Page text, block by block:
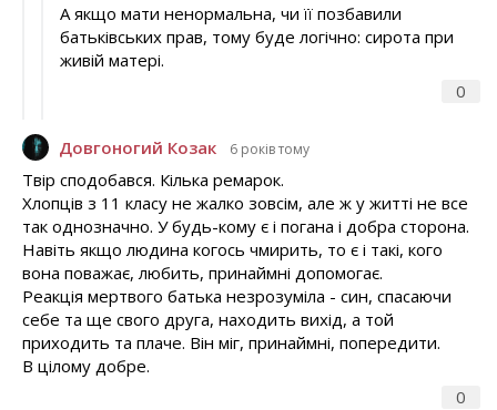
0
А якщо мати ненормальна, чи її позбавили
батьківських прав, тому буде логічно: сирота при
живій матері.
Довгоногий Козак 6 років тому
0
Твір сподобався. Кілька ремарок.
Хлопців з 11 класу не жалко зовсім, але ж у житті не все
так однозначно. У будь-кому є і погана і добра сторона.
Навіть якщо людина когось чмирить, то є і такі, кого
вона поважає, любить, принаймні допомогає.
Реакція мертвого батька незрозуміла - син, спасаючи
себе та ще свого друга, находить вихід, а той
приходить та плаче. Він міг, принаймні, попередити.
В цілому добре.